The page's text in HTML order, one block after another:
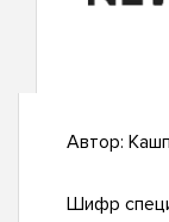
Автор:
Шифр